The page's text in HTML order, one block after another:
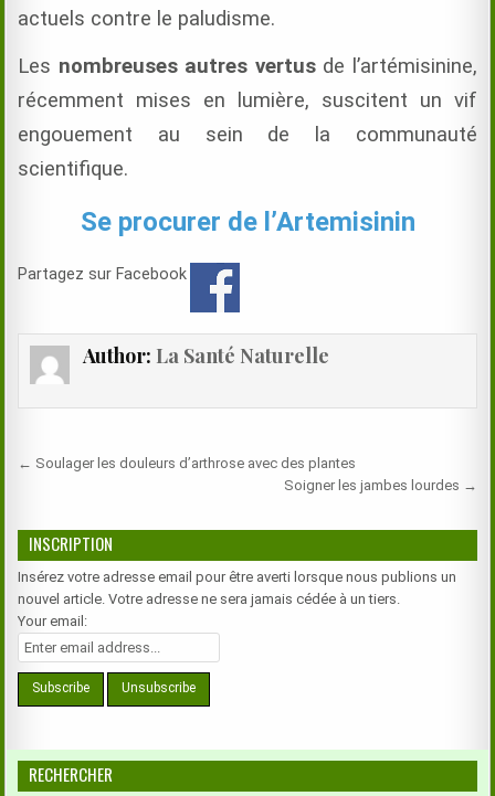
actuels contre le paludisme.
Les nombreuses autres vertusde l’artémisinine,
récemment mises en lumière, suscitent un vif
engouement au sein de la communauté
scientifique.
Se procurer de l’Artemisinin
Partagez sur Facebook
Author: La Santé Naturelle
Navigation
l’article
← Soulager les douleurs d’arthrose avec des plantes
Soigner les jambes lourdes →
INSCRIPTION
Insérez votre adresse email pour être averti lorsque nous publions un
nouvel article. Votre adresse ne sera jamais cédée à un tiers.
Your email:
RECHERCHER